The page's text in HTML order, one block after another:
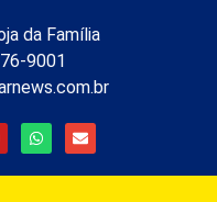
da Família
9001